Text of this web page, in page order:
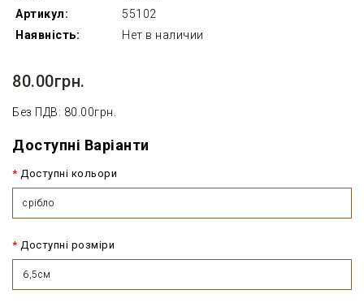
Артикул:
55102
Наявність:
Нет в наличии
80.00грн.
Без ПДВ: 80.00грн.
Доступні Варіанти
Доступні кольори
срібло
Доступні розміри
6,5см